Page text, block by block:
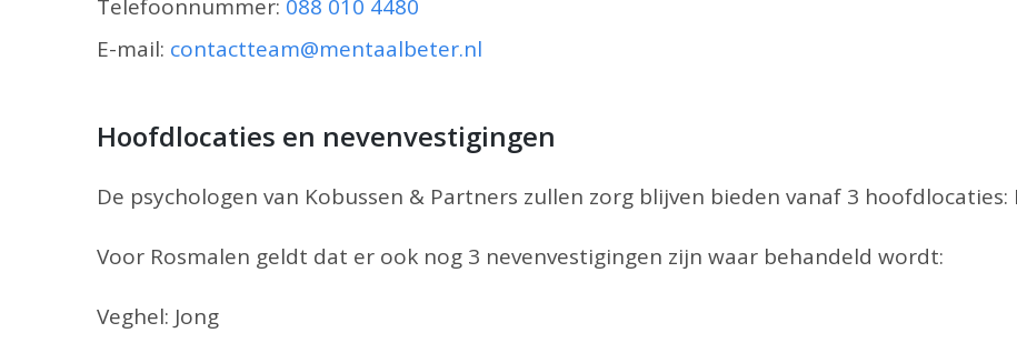
Telefoonnummer: 088 010 4480
E-mail: contactteam@mentaalbeter.nl
Hoofdlocaties en nevenvestigingen
De psychologen van Kobussen & Partners zullen zorg blijven bieden vanaf 3
Voor Rosmalen geldt dat er ook nog 3 nevenvestigingen zijn waar behandeld wordt:
Veghel: Jong